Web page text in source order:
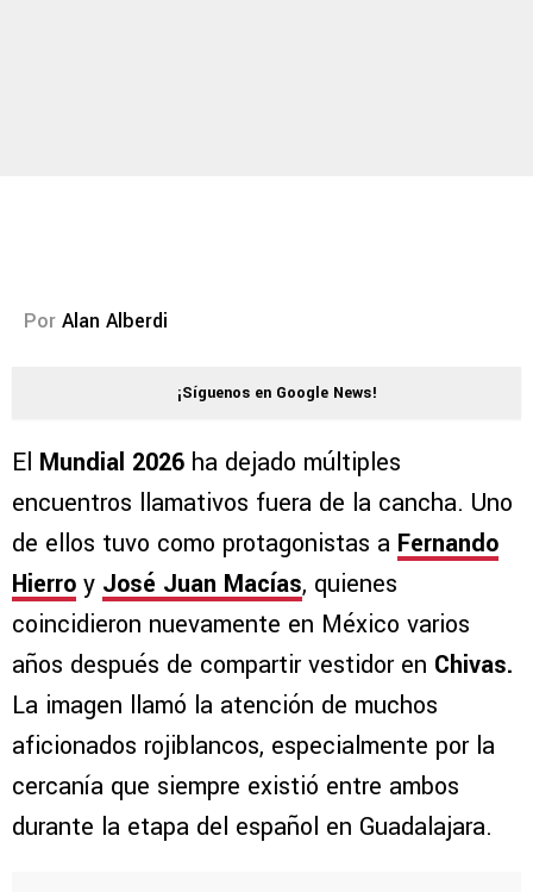
Por Alan Alberdi
¡Síguenos en Google News!
El Mundial 2026 ha dejado múltiples
encuentros llamativos fuera de la cancha. Uno
de ellos tuvo como protagonistas a Fernando
Hierro y José Juan Macías, quienes
coincidieron nuevamente en México varios
años después de compartir vestidor en Chivas.
La imagen llamó la atención de muchos
aficionados rojiblancos, especialmente por la
cercanía que siempre existió entre ambos
durante la etapa del español en Guadalajara.